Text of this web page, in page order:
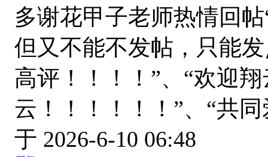
多谢花甲子老师热情回
但又不能不发帖，只能
高评！！！！”、“欢迎
云！！！！！！”、“共
于 2026-6-10 06:48